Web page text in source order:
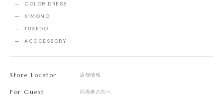
COLOR DRESS
KIMONO
TUXEDO
ACCCESSORY
Store Locator 店舗情報
For Guest 列席者の方へ